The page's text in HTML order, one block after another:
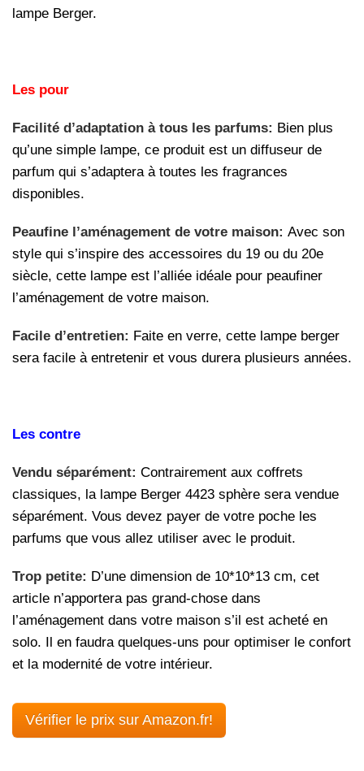
lampe Berger.
Les pour
Facilité d’adaptation à tous les parfums: Bien plus
qu’une simple lampe, ce produit est un diffuseur de
parfum qui s’adaptera à toutes les fragrances
disponibles.
Peaufine l’aménagement de votre maison: Avec son
style qui s’inspire des accessoires du 19 ou du 20e
siècle, cette lampe est l’alliée idéale pour peaufiner
l’aménagement de votre maison.
Facile d’entretien: Faite en verre, cette lampe berger
sera facile à entretenir et vous durera plusieurs années.
Les contre
Vendu séparément: Contrairement aux coffrets
classiques, la lampe Berger 4423 sphère sera vendue
séparément. Vous devez payer de votre poche les
parfums que vous allez utiliser avec le produit.
Trop petite: D’une dimension de 10*10*13 cm, cet
article n’apportera pas grand-chose dans
l’aménagement dans votre maison s’il est acheté en
solo. Il en faudra quelques-uns pour optimiser le confort
et la modernité de votre intérieur.
Vérifier le prix sur Amazon.fr!